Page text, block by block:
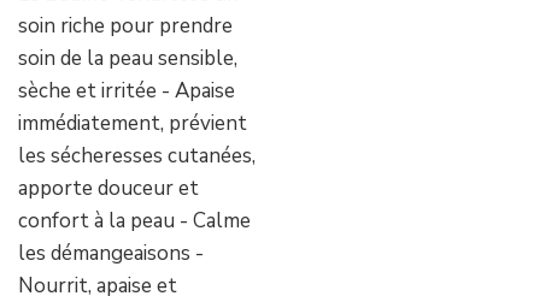
soin riche pour prendre
soin de la peau sensible,
sèche et irritée - Apaise
immédiatement, prévient
les sécheresses cutanées,
apporte douceur et
confort à la peau - Calme
les démangeaisons -
Nourrit, apaise et